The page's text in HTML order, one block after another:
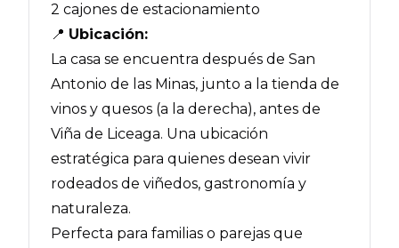
2 cajones de estacionamiento
📍 Ubicación:
La casa se encuentra después de San
Antonio de las Minas, junto a la tienda de
vinos y quesos (a la derecha), antes de
Viña de Liceaga. Una ubicación
estratégica para quienes desean vivir
rodeados de viñedos, gastronomía y
naturaleza.
Perfecta para familias o parejas que